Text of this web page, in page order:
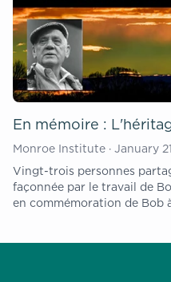
En mémoire :
Monroe Institute · January
Vingt-trois personnes
façonnée par le travail de
en commémoration de Bob à